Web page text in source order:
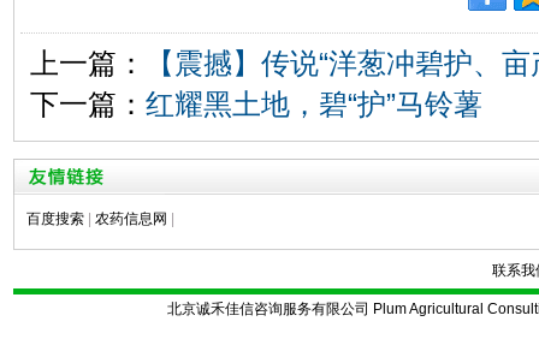
上一篇：
【震撼】传说“洋葱冲碧护、
下一篇： 红耀黑土地，碧“护”马铃薯
百度搜索 农药信息网
联系我
北京诚禾佳信咨询服务有限公司 Plum Agricultural